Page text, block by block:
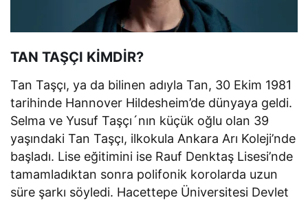
TAN TAŞÇI KİMDİR?
Tan Taşçı, ya da bilinen adıyla Tan, 30 Ekim 1981
tarihinde Hannover Hildesheim’de dünyaya geldi.
Selma ve Yusuf Taşçı´nın küçük oğlu olan 39
yaşındaki Tan Taşçı, ilkokula Ankara Arı Koleji’nde
başladı. Lise eğitimini ise Rauf Denktaş Lisesi’nde
tamamladıktan sonra polifonik korolarda uzun
süre şarkı söyledi. Hacettepe Üniversitesi Devlet